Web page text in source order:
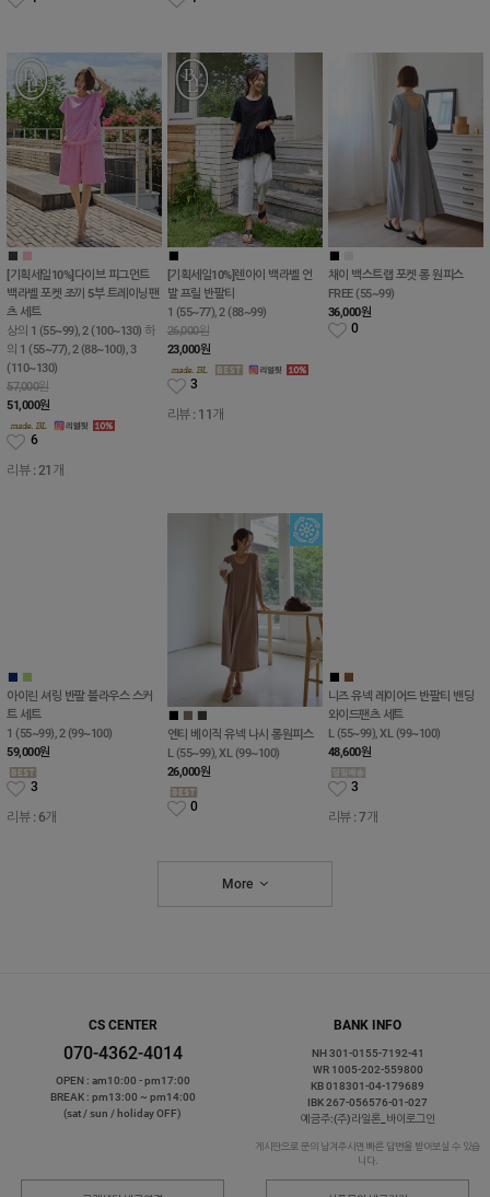
■ ■
[기획세일10%]다이브 피그먼트
백라벨 포켓 조끼 5부 트레이닝팬
츠 세트
상의 1 (55~99), 2 (100~130) 하
의 1 (55~77), 2 (88~100), 3
(110~130)
57,000원
51,000원
6
리뷰 : 21개
■
[기획세일10%]렌아이 백라벨 언
발 프릴 반팔티
1 (55~77), 2 (88~99)
26,000원
23,000원
3
리뷰 : 11개
■
채이 백스트랩 포켓 롱 원피스
FREE (55~99)
36,000원
0
■ ■
아이린 셔링 반팔 블라우스 스커
트 세트
1 (55~99), 2 (99~100)
59,000원
3
리뷰 : 6개
■ ■ ■
엔티 베이직 유넥 나시 롱원피스
L (55~99), XL (99~100)
26,000원
0
■■
니즈 유넥 레이어드 반팔티 밴딩
와이드팬츠 세트
L (55~99), XL (99~100)
48,600
3
CS CENTER
070-4362-4014
OPEN : am10:00 - pm17:00
BANK INFO
NH 301-0155-7192-41
WR 1005-202-559800
KB 018301-04-179689
IBK 267-056576-01-027
예금주:(주)라일론_바이로그인
게시판으로 문의 남겨주시면 빠른 답변을 받아보실 수 있습